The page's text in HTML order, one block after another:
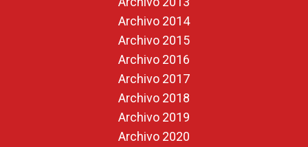
Archivo 2014
Archivo 2015
Archivo 2016
Archivo 2017
Archivo 2018
Archivo 2019
Archivo 2020